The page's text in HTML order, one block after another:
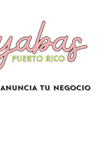
ANUNCIA TU NEGOCIO